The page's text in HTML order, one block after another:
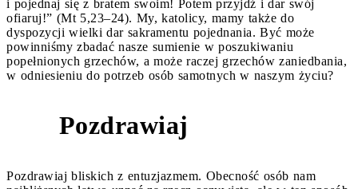
i pojednaj się z bratem swoim! Potem przyjdź i dar swój
ofiaruj!” (Mt 5,23–24). My, katolicy, mamy także do
dyspozycji wielki dar sakramentu pojednania. Być może
powinniśmy zbadać nasze sumienie w poszukiwaniu
popełnionych grzechów, a może raczej grzechów zaniedbania,
w odniesieniu do potrzeb osób samotnych w naszym życiu?
Pozdrawiaj
Pozdrawiaj bliskich z entuzjazmem. Obecność osób nam